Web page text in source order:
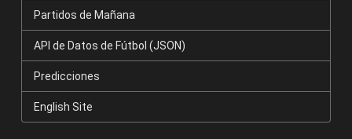
Partidos de Mañana
API de Datos de Fútbol (JSON)
Predicciones
English Site